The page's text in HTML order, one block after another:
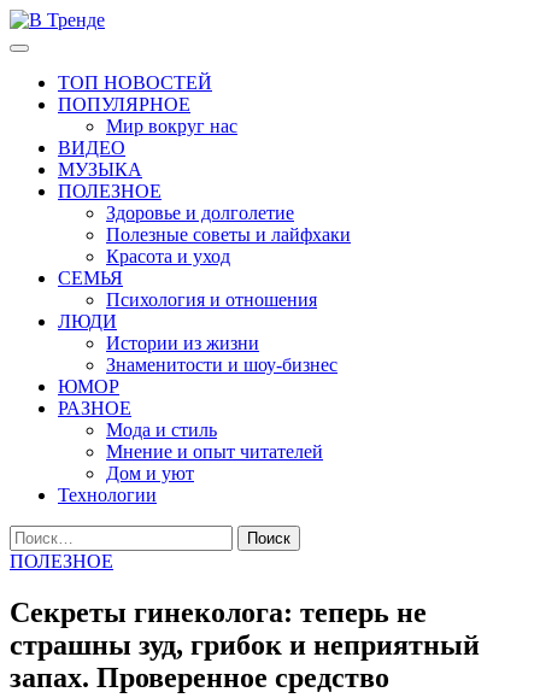
Перейти
к
Основное
ТОП НОВОСТЕЙ
ПОПУЛЯРНОЕ
Мир вокруг нас
ВИДЕО
МУЗЫКА
ПОЛЕЗНОЕ
Здоровье и долголетие
Полезные советы и лайфхаки
Красота и уход
СЕМЬЯ
Психология и отношения
ЛЮДИ
Истории из жизни
Знаменитости и шоу-бизнес
ЮМОР
РАЗНОЕ
Мода и стиль
Мнение и опыт читателей
Дом и уют
Технологии
Найти:
ПОЛЕЗНОЕ
Секреты гинеколога: теперь не
страшны зуд, грибок и неприятный
запах. Проверенное средство